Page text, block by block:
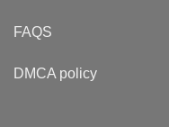
FAQS
DMCA policy